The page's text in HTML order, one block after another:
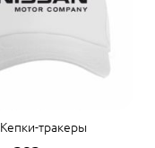
Кепки-тракеры